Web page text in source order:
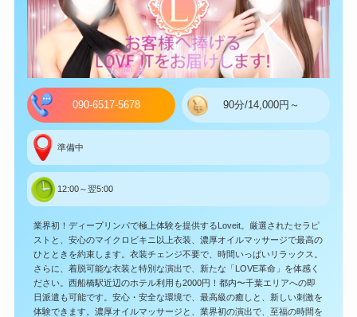
090-6517-5678 90分/14,000円～
準備中
12:00～翌5:00
業界初！ディープリンパで極上体験を提供するLoveit。厳選されたセラピ
ストと、安心のマイクロビキニ以上衣装、濃厚オイルマッサージで最高の
ひとときを約束します。衣装チェンジ不要で、時間いっぱいリラックス。
さらに、着脱可能な衣装と特別な演出で、新たな「LOVE革命」を体感く
ださい。西船橋駅近辺のホテル利用も2000円！都内〜千葉エリアへの即
日派遣も可能です。安心・安全な環境で、最高級の癒しと、新しい刺激を
体験できます。濃厚オイルマッサージと、業界初の演出で、至福の時間を